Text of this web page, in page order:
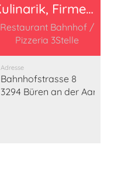
Kulinarik, Firmen Beitrag 150 Franken
Restaurant Bahnhof /
Pizzeria 3Stelle
Adresse
Bahnhofstrasse 8
3294 Büren an der Aare